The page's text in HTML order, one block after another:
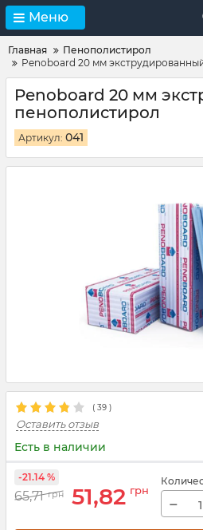
Меню
Главная
Пенополистирол
Penoboard 20 мм
Penoboard 20 мм
пенополистирол
Артикул: 041
( 39 )
Оставить отзыв
Есть в наличии
65,71 грн 51,82 грн
-21.14 %
−